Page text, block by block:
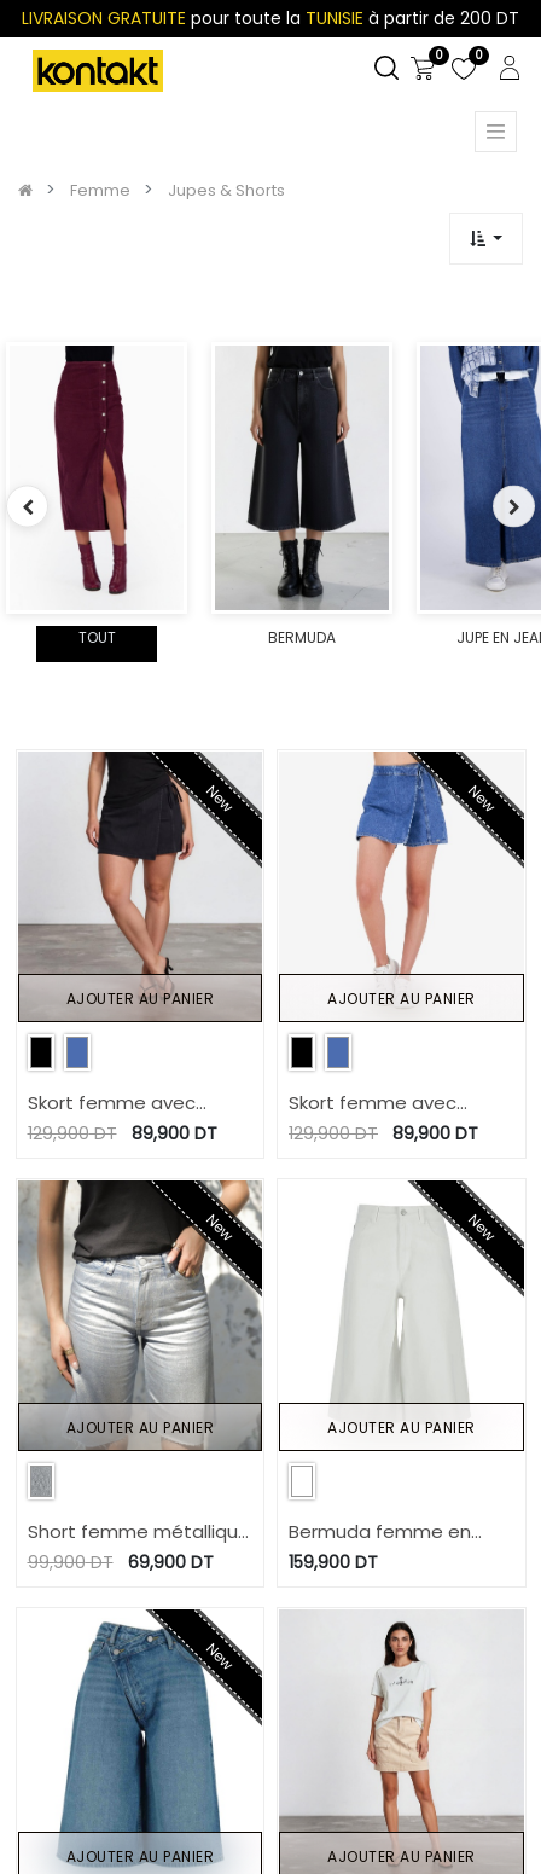
LIVRAISON GRATUITE pour toute la TUNISIE à partir de 200 DT
0 0
Femme Jupes & Shorts
TOUT BERMUDA JUPE EN
New
Skort femme avec
noued en jeans -
129,900DT 89,900DT
AJOUTER AU PANIER
New
Skort femme avec
noued en jeans -
129,900DT 89,900 DT
AJOUTER AU PANIER
New
Short femme métallique
- NERMINE
99,900DT 69,900DT
AJOUTER AU PANIER
New
Bermuda femme en
jeans - Badira
159,900 DT
AJOUTER AU PANIER
New
AJOUTER AU PANIER AJOUTER AU PANIER